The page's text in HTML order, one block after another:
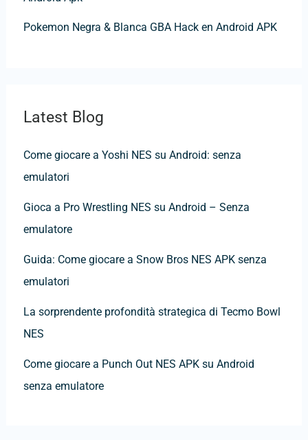
Pokemon Negra & Blanca GBA Hack en Android APK
Latest Blog
Come giocare a Yoshi NES su Android: senza
emulatori
Gioca a Pro Wrestling NES su Android – Senza
emulatore
Guida: Come giocare a Snow Bros NES APK senza
emulatori
La sorprendente profondità strategica di Tecmo Bowl
NES
Come giocare a Punch Out NES APK su Android
senza emulatore